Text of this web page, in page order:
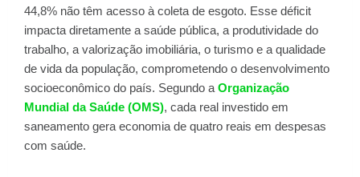
44,8% não têm acesso à coleta de esgoto. Esse déficit
impacta diretamente a saúde pública, a produtividade do
trabalho, a valorização imobiliária, o turismo e a qualidade
de vida da população, comprometendo o desenvolvimento
socioeconômico do país. Segundo a Organização
Mundial da Saúde (OMS), cada real investido em
saneamento gera economia de quatro reais em despesas
com saúde.